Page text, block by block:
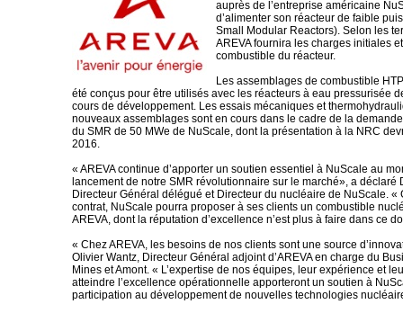
auprès de l’entreprise américaine
d’alimenter son réacteur de faible
Small Modular Reactors). Selon les
AREVA fournira les charges initiales
combustible du réacteur.
Les assemblages de combustible
été conçus pour être utilisés avec les réacteurs à eau pressurisée
cours de développement. Les essais mécaniques et
nouveaux assemblages sont en cours dans le cadre de la
du SMR de 50 MWe de NuScale, dont la présentation à la NRC
2016.
« AREVA continue d’apporter un soutien essentiel à NuScale au
lancement de notre SMR révolutionnaire sur le marché», a déclaré
Directeur Général délégué et Directeur du nucléaire de NuScale. «
contrat, NuScale pourra proposer à ses clients un combustible
AREVA, dont la réputation d’excellence n’est plus à faire dans ce
« Chez AREVA, les besoins de nos clients sont une source
Olivier Wantz, Directeur Général adjoint d’AREVA en charge du
Mines et Amont. « L’expertise de nos équipes, leur expérience et
atteindre l’excellence opérationnelle apporteront un soutien à
participation au développement de nouvelles technologies